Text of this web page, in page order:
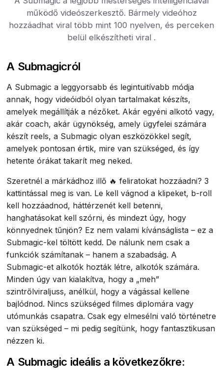
működő videószerkesztő. Bármely videóhoz
hozzáadhat viral több mint 100 nyelven, és perceken
belül elkészítheti viral .
A Submagicról
A Submagic a leggyorsabb és legintuitívabb módja
annak, hogy videóidból olyan tartalmakat készíts,
amelyek megállítják a nézőket. Akár egyéni alkotó vagy,
akár coach, akár ügynökség, amely ügyfelei számára
készít reels, a Submagic olyan eszközökkel segít,
amelyek pontosan értik, mire van szükséged, és így
hetente órákat takarít meg neked.
Szeretnél a márkádhoz illő 🔥 feliratokat hozzáadni? 3
kattintással meg is van. Le kell vágnod a klipeket, b-roll
kell hozzáadnod, háttérzenét kell betenni,
hanghatásokat kell szórni, és mindezt úgy, hogy
könnyednek tűnjön? Ez nem valami kívánságlista – ez a
Submagic-kel töltött kedd. De nálunk nem csak a
funkciók számítanak – hanem a szabadság. A
Submagic-et alkotók hozták létre, alkotók számára.
Minden úgy van kialakítva, hogy a „meh”
szintrőlviraljuss, anélkül, hogy a vágással kellene
bajlódnod. Nincs szükséged filmes diplomára vagy
utómunkás csapatra. Csak egy elmesélni való történetre
van szükséged – mi pedig segítünk, hogy fantasztikusan
nézzen ki.
A Submagic ideális a következőkre: